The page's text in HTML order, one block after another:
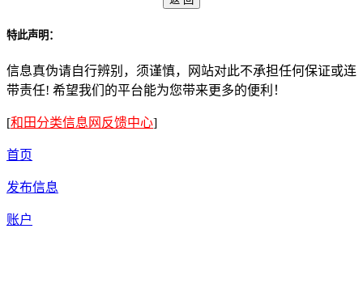
特此声明：
信息真伪请自行辨别，须谨慎，网站对此不承担任何保证或连
带责任! 希望我们的平台能为您带来更多的便利！
[和田分类信息网反馈中心]
首页
发布信息
账户